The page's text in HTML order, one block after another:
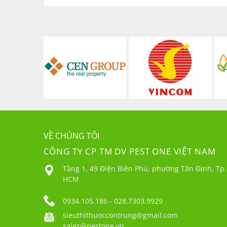
VỀ CHÚNG TÔI
CÔNG TY CP TM DV PEST ONE VIỆT NAM
Tầng 1, 49 Điện Biên Phủ, phường Tân Định, Tp.
HCM
0934.105.186 - 028.7303.9929
sieuthithuoccontrung@gmail.com